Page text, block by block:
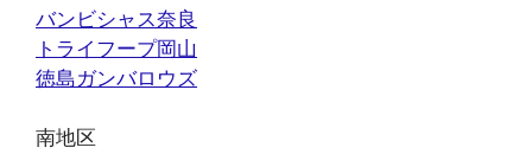
バンビシャス奈良
トライフープ岡山
徳島ガンバロウズ
南地区